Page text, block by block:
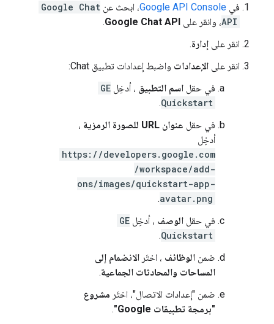
في Google API Console، ابحث عن Google Chat
API، وانقر على Google Chat API
.
انقر على إدارة.
انقر على الإعدادات واضبط إعدادات تطبيق Chat:
في حقل اسم التطبيق ، أدخِل GE
Quickstart
.
في حقل عنوان URL للصورة الرمزية
،
أدخِل
https://developers.google.com
/workspace/add-
ons/images/quickstart-app-
avatar.png
.
في حقل الوصف ، أدخِل GE
Quickstart
.
ضمن الوظائف ، اختَر الانضمام إلى
المساحات والمحادثات الجماعية.
ضمن "إعدادات الاتصال"، اختَر مشروع
"برمجة تطبيقات Google"
.